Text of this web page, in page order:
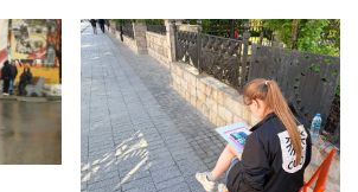
а потому что
ты им интересен»